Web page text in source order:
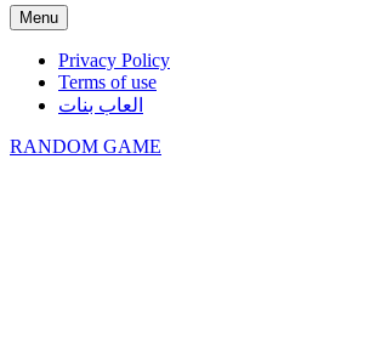
Menu
Privacy Policy
Terms of use
العاب بنات
RANDOM GAME